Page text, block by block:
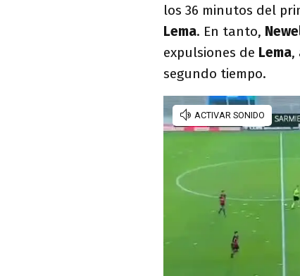
los 36 minutos del
Lema. En tanto,
expulsiones de Lema,
segundo tiempo.